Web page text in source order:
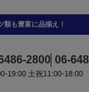
も豊富に品揃え！
2800 06-
19:00 土祝11:00-18:00